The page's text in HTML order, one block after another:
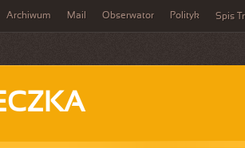
Archiwum Mail Obserwator Polityk Spis